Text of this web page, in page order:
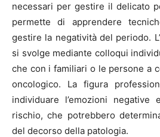
necessari per gestire il delicato
permette di apprendere
gestire la negatività del periodo.
si svolge mediante colloqui
che con i familiari o le persone a
oncologico. La figura
individuare l’emozioni
rischio, che potrebbero
del decorso della patologia.